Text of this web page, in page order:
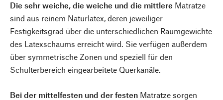
Die sehr weiche, die weiche und die mittlere Matratze
sind aus reinem Naturlatex, deren jeweiliger
Festigkeitsgrad über die unterschiedlichen Raumgewichte
des Latexschaums erreicht wird. Sie verfügen außerdem
über symmetrische Zonen und speziell für den
Schulterbereich eingearbeitete Querkanäle.
Bei der mittelfesten und der festen Matratze sorgen